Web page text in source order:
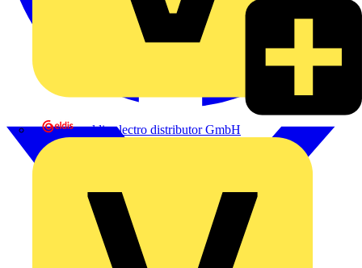
eldis electro distributor GmbH